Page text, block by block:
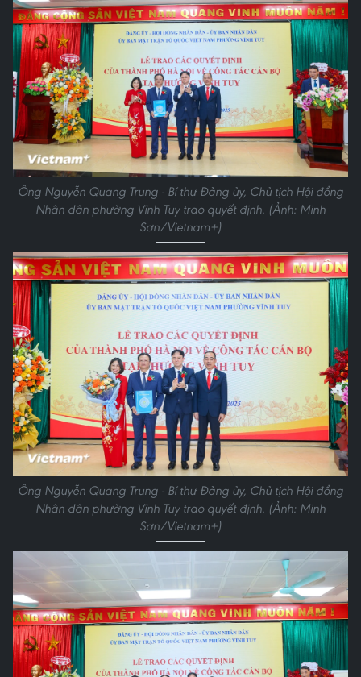
Ông Nguyễn Quang Trung - Bí thư Đảng ủy, Chủ tịch Hội đồng
Nhân dân phường Vĩnh Tuy trao quyết định. (Ảnh: Minh
Sơn/Vietnam+)
Ông Nguyễn Quang Trung - Bí thư Đảng ủy, Chủ tịch Hội đồng
Nhân dân phường Vĩnh Tuy trao quyết định. (Ảnh: Minh
Sơn/Vietnam+)